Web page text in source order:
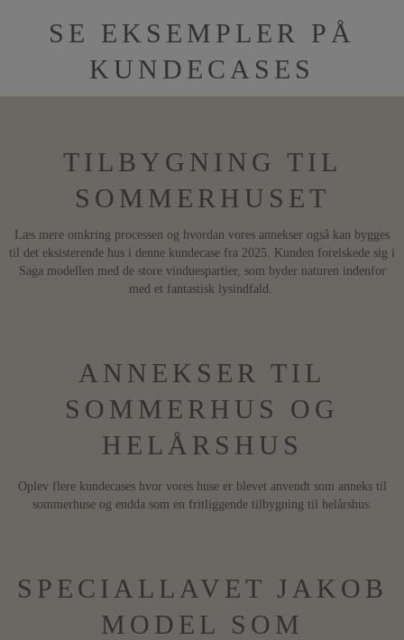
SE EKSEMPLER PÅ
KUNDECASES
TILBYGNING TIL
SOMMERHUSET
Læs mere omkring processen og hvordan vores annekser også kan bygges
til det eksisterende hus i denne kundecase fra 2025. Kunden forelskede sig i
Saga modellen med de store vinduespartier, som byder naturen indenfor
med et fantastisk lysindfald. ​
ANNEKSER TIL
SOMMERHUS OG
HELÅRSHUS
Oplev flere kundecases hvor vores huse er blevet anvendt som anneks til
sommerhuse og endda som en fritliggende tilbygning til helårshus.
SPECIALLAVET JAKOB
MODEL SOM